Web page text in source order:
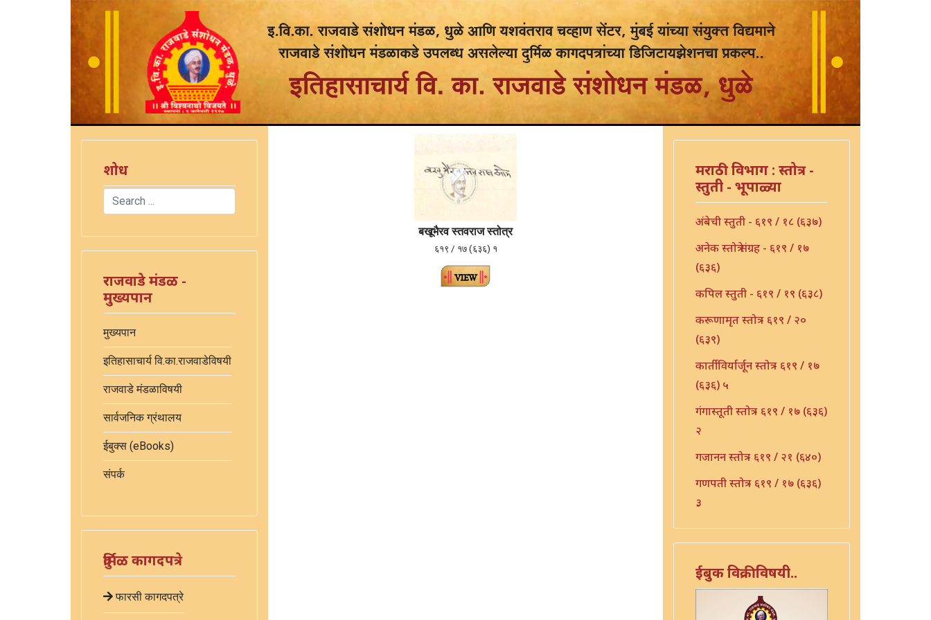
शोध
Search
राजवाडे मंडळ -
मुख्यपान
मुख्यपान
इतिहासाचार्य वि.का.राजवाडेविषयी
राजवाडे मंडळाविषयी
सार्वजनिक ग्रंथालय
ईबुक्स (eBooks)
संपर्क
दुर्मिळ कागदपत्रे
फारसी कागदपत्रे
बखूभैरव स्तवराज स्तोत्र
६१९ / १७ (६३६) १
मराठी विभाग : स्तोत्र -
स्तुती - भूपाळ्या
अंबेची स्तुती - ६१९ / १८ (६३७)
अनेक स्तोत्रे संग्रह - ६१९ / १७
(६३६)
कपिल स्तुती - ६१९ / १९ (६३८)
करूणामृत स्तोत्र - ६१९ / २०
(६३९)
कार्तीविर्यार्जून स्तोत्र - ६१९ / १७
(६३६) ५
गंगास्तूती स्तोत्र - ६१९ / १७ (६३६)
२
गजानन स्तोत्र - ६१९ / २१ (६४०)
गणपती स्तोत्र - ६१९ / १७ (६३६)
३
गीता स्तोत्र - ६१९ / २२ (६४१)
गुरू स्तुती - ६१९ / २४ (६४३)
जय विठ्ठल - ६१९ / २५ (६४४)
ईबुक विक्रीविषयी..